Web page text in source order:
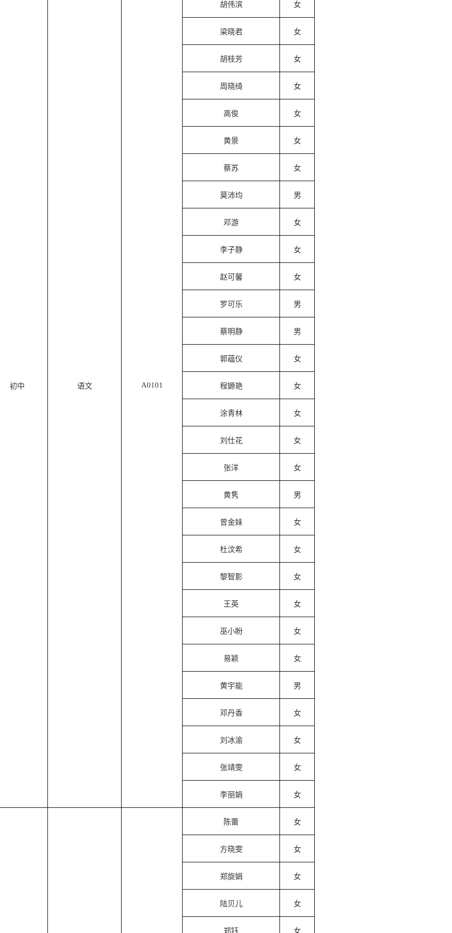
初中 语文 A0101
胡伟滨 女
梁晓君 女
胡桂芳 女
周晓绮 女
高俊 女
黄景 女
蔡苏 女
莫沛均 男
邓游 女
李子静 女
赵可馨 女
罗可乐 男
蔡明静 男
郭蕴仪 女
程嫄艳 女
涂青林 女
刘仕花 女
张洋 女
黄隽 男
曾金妹 女
杜汶希 女
黎智影 女
王英 女
巫小盼 女
易颖 女
黄宇能 男
邓丹香 女
刘冰渝 女
张靖雯 女
李丽娟 女
陈蕾 女
方晓雯 女
郑旋娟 女
陆贝儿 女
郑钰 女